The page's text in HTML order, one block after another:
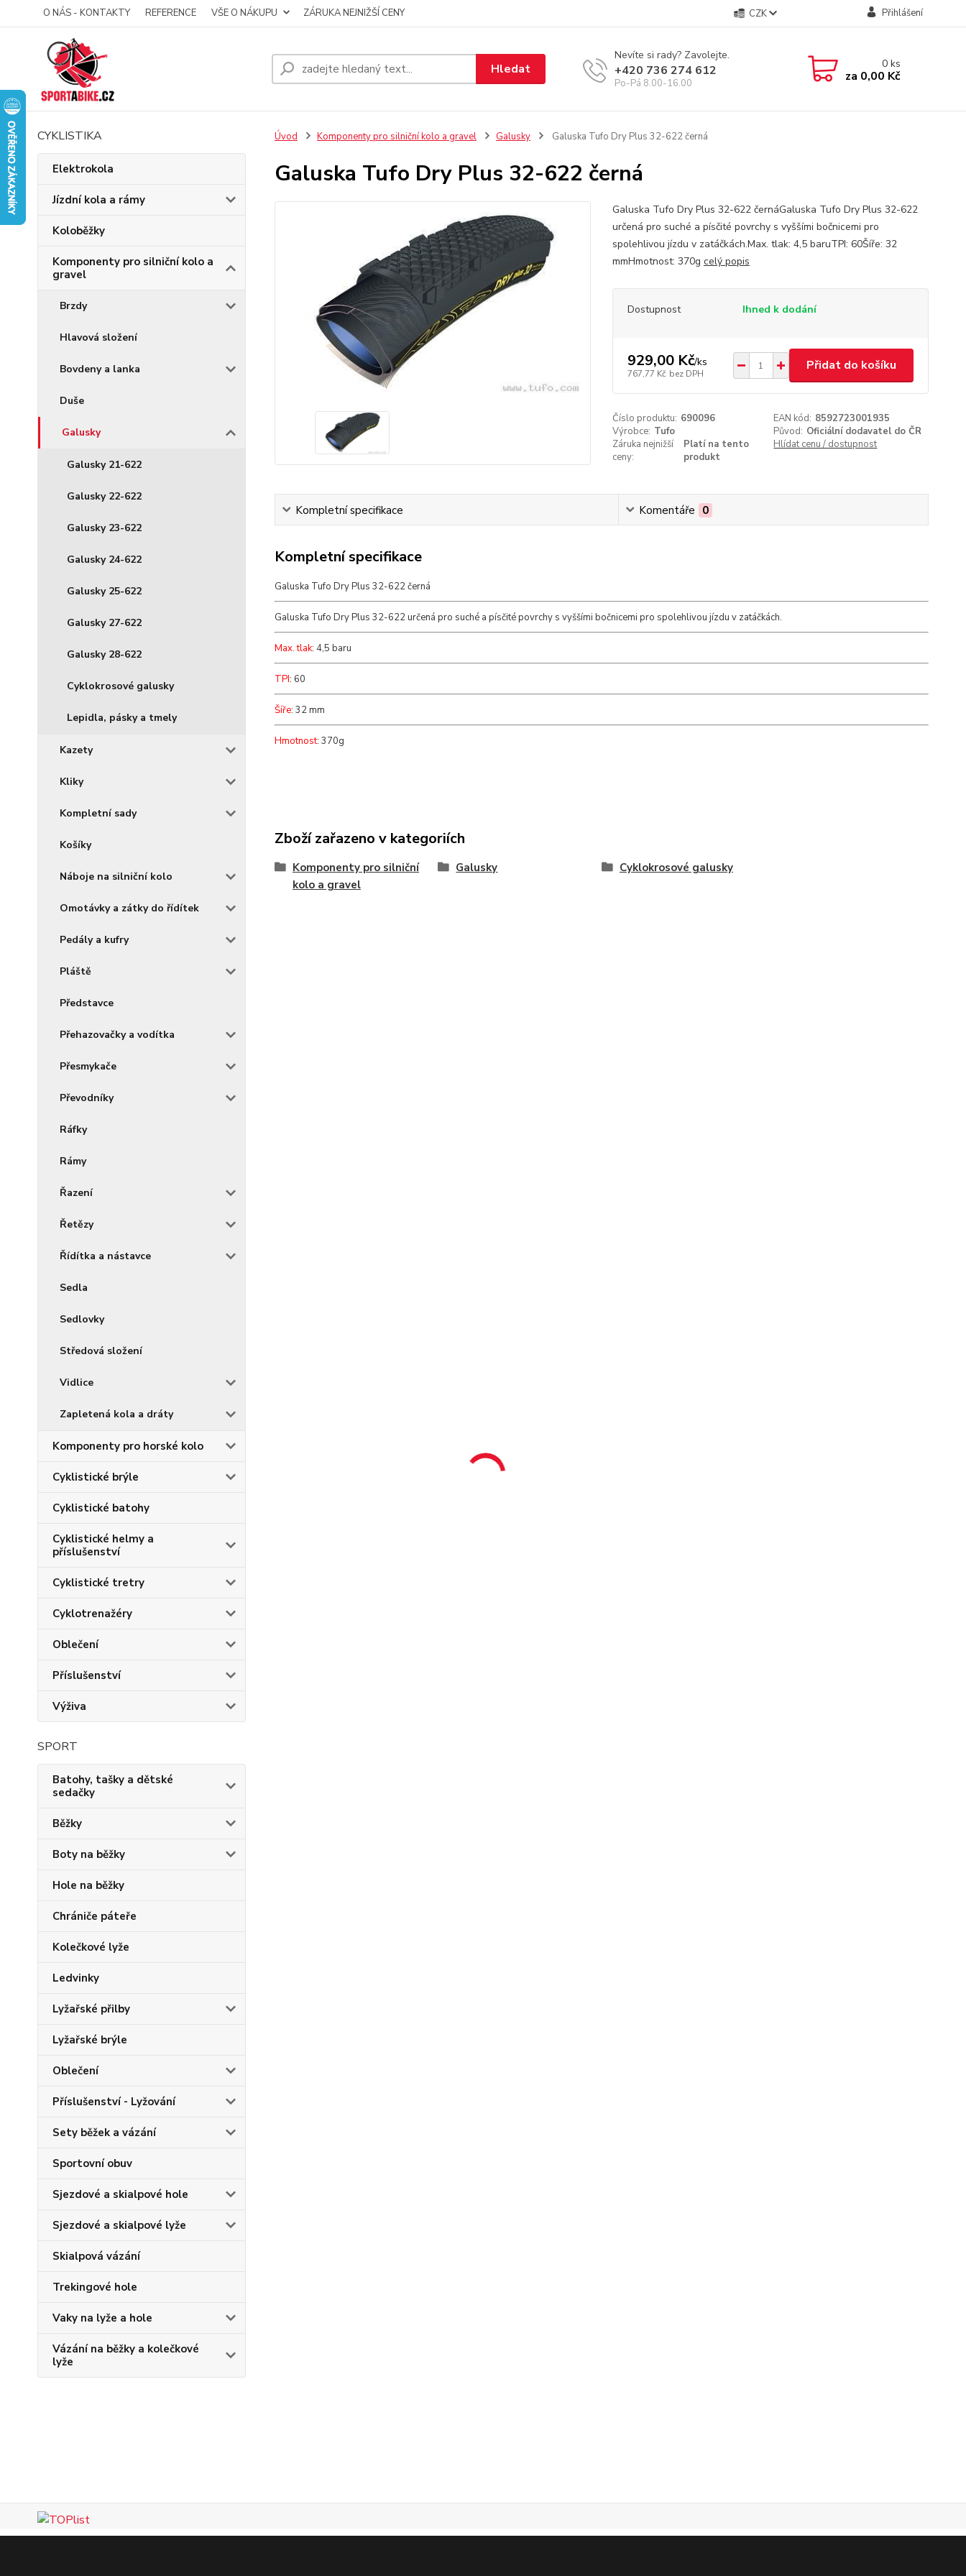
O NÁS - KONTAKTY REFERENCE VŠE O NÁKUPU ZÁRUKA NEJNIŽŠÍ CENY CZK Přihlášení
Hledat
Nevíte si rady? Zavolejte.
+420 736 274 612
Po-Pá 8.00-16.00
0ks
za 0,00 Kč
CYKLISTIKA
Elektrokola
Jízdní kola a rámy
Koloběžky
Komponenty pro silniční kolo a
gravel
Brzdy
Hlavová složení
Bovdeny a lanka
Duše
Galusky
Galusky 21-622
Galusky 22-622
Galusky 23-622
Galusky 24-622
Galusky 25-622
Galusky 27-622
Galusky 28-622
Cyklokrosové galusky
Lepidla, pásky a tmely
Kazety
Kliky
Kompletní sady
Košíky
Náboje na silniční kolo
Omotávky a zátky do řídítek
Pedály a kufry
Pláště
Představce
Přehazovačky a vodítka
Přesmykače
Převodníky
Ráfky
Rámy
Řazení
Řetězy
Řídítka a nástavce
Sedla
Sedlovky
Středová složení
Vidlice
Zapletená kola a dráty
Komponenty pro horské kolo
Cyklistické brýle
Cyklistické batohy
Cyklistické helmy a
příslušenství
Cyklistické tretry
Cyklotrenažéry
Oblečení
Příslušenství
Výživa
SPORT
Batohy, tašky a dětské
sedačky
Běžky
Boty na běžky
Hole na běžky
Chrániče páteře
Kolečkové lyže
Ledvinky
Lyžařské přilby
Lyžařské brýle
Oblečení
Příslušenství - Lyžování
Sety běžek a vázání
Sportovní obuv
Sjezdové a skialpové hole
Sjezdové a skialpové lyže
Skialpová vázání
Trekingové hole
Vaky na lyže a hole
Vázání na běžky a kolečkové
lyže
Úvod Komponenty pro silniční kolo a gravel Galusky Galuska Tufo Dry Plus 32-622 černá
Galuska Tufo Dry Plus 32-622 černá
Galuska Tufo Dry Plus 32-622 černáGaluska Tufo Dry Plus 32-622
určená pro suché a písčité povrchy s vyššími bočnicemi pro
spolehlivou jízdu v zatáčkách.Max. tlak: 4,5 baruTPI: 60Šíře: 32
mmHmotnost: 370g celý popis
Dostupnost Ihned k dodání
929,00 Kč/ks
767,77 Kč bez DPH
Přidat do košíku
Číslo produktu: 690096 EAN kód: 8592723001935
Výrobce: Tufo Původ: Oficiální dodavatel do ČR
Záruka nejnižší
ceny:
Platí na tento
produkt
Hlídat cenu / dostupnost
Kompletní specifikace Komentáře 0
Kompletní specifikace
Galuska Tufo Dry Plus 32-622 černá
Galuska Tufo Dry Plus 32-622 určená pro suché a písčité povrchy s vyššími bočnicemi pro spolehlivou jízdu v zatáčkách.
Max. tlak: 4,5 baru
TPI: 60
Šíře: 32 mm
Hmotnost: 370g
Zboží zařazeno v kategoriích
Komponenty pro silniční
kolo a gravel
Galusky Cyklokrosové galusky